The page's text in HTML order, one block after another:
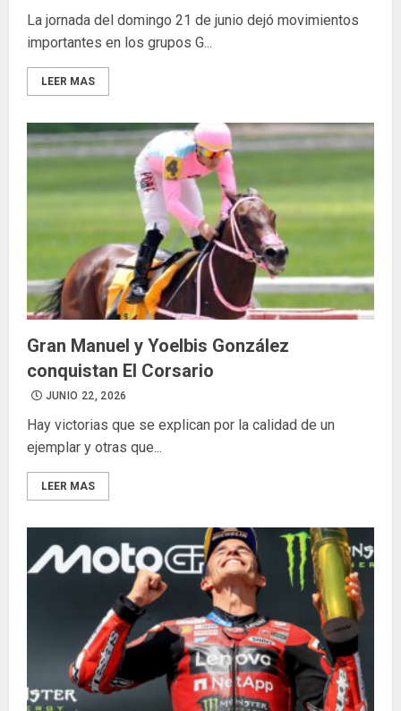
La jornada del domingo 21 de junio dejó movimientos
importantes en los grupos G...
LEER MAS
Gran Manuel y Yoelbis González
conquistan El Corsario
JUNIO 22, 2026
Hay victorias que se explican por la calidad de un
ejemplar y otras que...
LEER MAS